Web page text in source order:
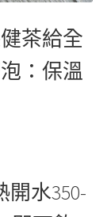
茶給全
：保溫
水350-